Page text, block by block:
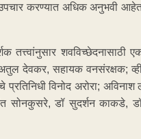
करण्यात अधिक अनुभवी
तत्त्वांनुसार
अतुल देवकर, सहायक वनसंरक्षक;
विनोद अरोरा;
सोनकुसरे, डॉ सुदर्शन काकडे,